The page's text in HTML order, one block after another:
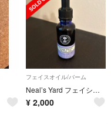
フェイスオイル/バーム
Neal’s Yard フェイシャルオイル
¥ 2,000